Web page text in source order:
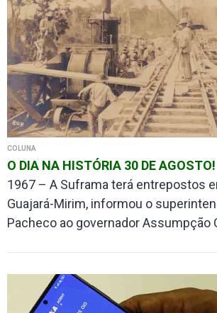
COLUNA
O DIA NA HISTÓRIA 30 DE AGOSTO!
1967 – A Suframa terá entrepostos
Guajará-Mirim, informou o
Pacheco ao governador Assumpção